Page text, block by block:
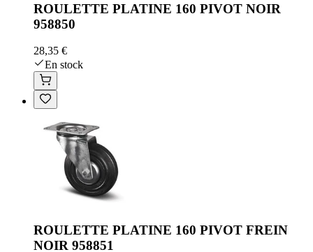
ROULETTE PLATINE 160 PIVOT NOIR
958850
28,35 €
En stock
ROULETTE PLATINE 160 PIVOT FREIN
NOIR 958851